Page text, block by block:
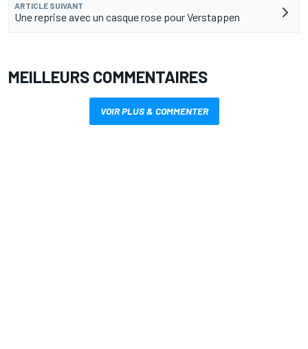
ARTICLE SUIVANT
Une reprise avec un casque rose pour Verstappen
MEILLEURS COMMENTAIRES
VOIR PLUS & COMMENTER